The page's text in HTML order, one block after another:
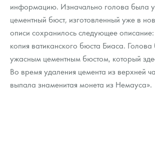
информацию. Изначально голова была
цементный бюст, изготовленный уже в
описи сохранилось следующее
копия ватиканского бюста Биаса.
ужасным цементным бюстом, который
Во время удаления цемента из верхней
выпала знаменитая монета из Немауса».